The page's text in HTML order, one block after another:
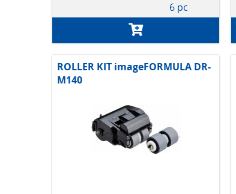
6 pc
ROLLER KIT imageFORMULA DR-
M140